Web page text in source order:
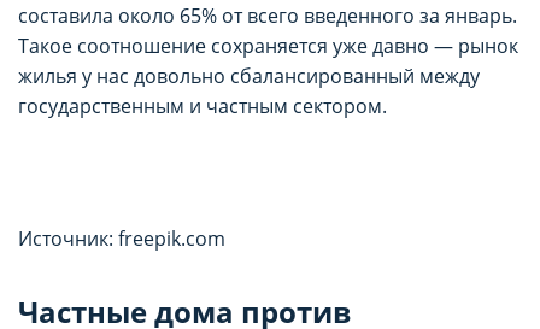
составила около 65% от всего введенного за январь.
Такое соотношение сохраняется уже давно — рынок
жилья у нас довольно сбалансированный между
государственным и частным сектором.
Источник: freepik.com
Частные дома против